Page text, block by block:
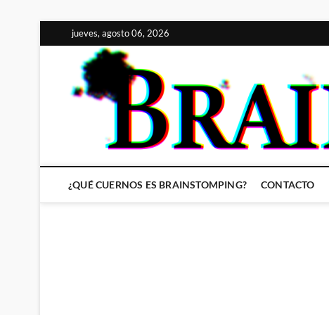
al
contenido
jueves, agosto 06, 2026
¿QUÉ CUERNOS ES BRAINSTOMPING? CONTACTO